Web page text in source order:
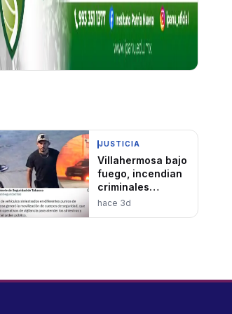
JUSTICIA
Villahermosa bajo
fuego, incendian
criminales
vehículos
hace 3d